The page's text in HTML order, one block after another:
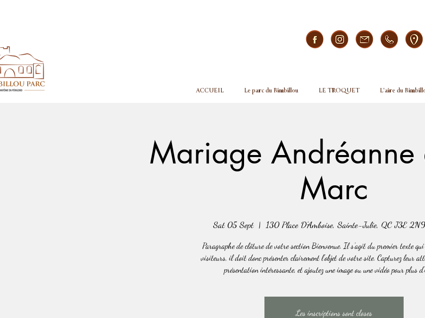
ACCUEIL Le parc du Bimbillou LE TROQUET L'aire du
Mariage Andréanne
Marc
Sat 05 Sept
  |
130 Place D'Amboise, Sainte-Julie, QC J3E
Paragraphe de clôture de votre section Bienvenue. Il s'agit du premier texte
visiteurs, il doit donc présenter clairement l'objet de votre site. Capturez leur
présentation intéressante, et ajoutez une image ou une vidéo pour plus
Les inscriptions sont closes